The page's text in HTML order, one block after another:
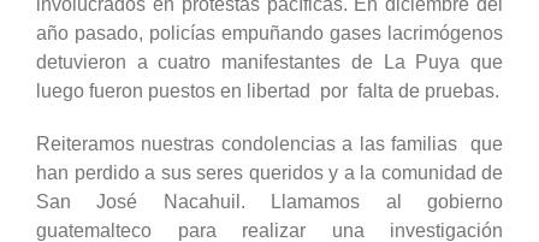
involucrados en protestas pacíficas. En diciembre del
año pasado, policías empuñando gases lacrimógenos
detuvieron a cuatro manifestantes de La Puya que
luego fueron puestos en libertad por falta de pruebas.
Reiteramos nuestras condolencias a las familias que
han perdido a sus seres queridos y a la comunidad de
San José Nacahuil. Llamamos al gobierno
guatemalteco para realizar una investigación